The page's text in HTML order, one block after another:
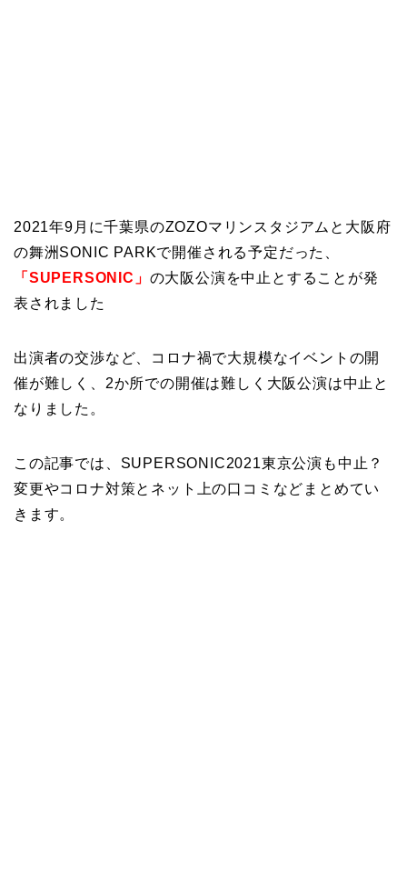
2021年9月に千葉県のZOZOマリンスタジアムと大阪府
の舞洲SONIC PARKで開催される予定だった、
「SUPERSONIC」 の大阪公演を中止とすることが発
表されました
出演者の交渉など、コロナ禍で大規模なイベントの開
催が難しく、2か所での開催は難しく大阪公演は中止と
なりました。
この記事では、SUPERSONIC2021東京公演も中止？
変更やコロナ対策とネット上の口コミなどまとめてい
きます。